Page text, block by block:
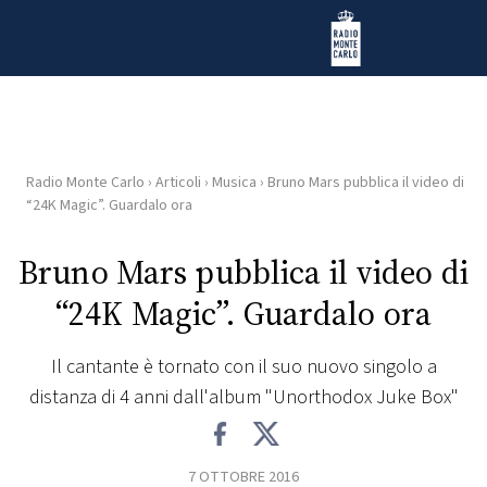
Radio Monte Carlo
HOME
RADIO
WEB
PLAYLIST
Radio Monte Carlo › Articoli › Musica › Bruno Mars pubblica il video di
“24K Magic”. Guardalo ora
Bruno Mars pubblica il video di
“24K Magic”. Guardalo ora
Il cantante è tornato con il suo nuovo singolo a
distanza di 4 anni dall'album "Unorthodox Juke Box"
7 OTTOBRE 2016